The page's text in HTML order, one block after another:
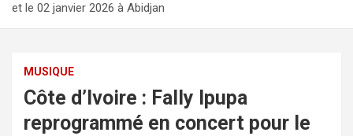
et le 02 janvier 2026 à Abidjan
MUSIQUE
Côte d’Ivoire : Fally Ipupa
reprogrammé en concert pour le